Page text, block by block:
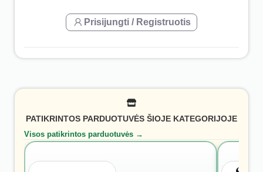
Prisijungti / Registruotis
PATIKRINTOS PARDUOTUVĖS ŠIOJE KATEGORIJOJE
Visos patikrintos parduotuvės →